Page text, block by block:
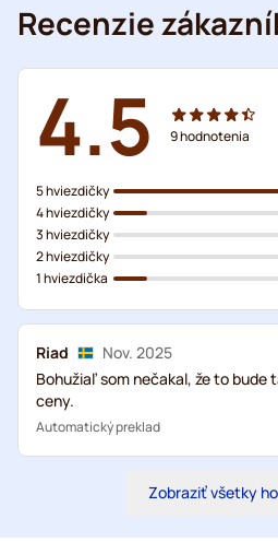
Recenzie
4.5 9hodnotenia
5 hviezdičky
4 hviezdičky
3 hviezdičky
2 hviezdičky
1 hviezdička
Riad
Nov. 2025
Bohužiaľ som nečakal, že to bude
ceny.
Automatický preklad
Zobraziť všetky